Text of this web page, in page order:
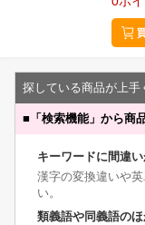
探している商品が上手
■ 「検索機能」から商
キーワードに間違
漢字の変換違いや
い。
類義語や同義語の